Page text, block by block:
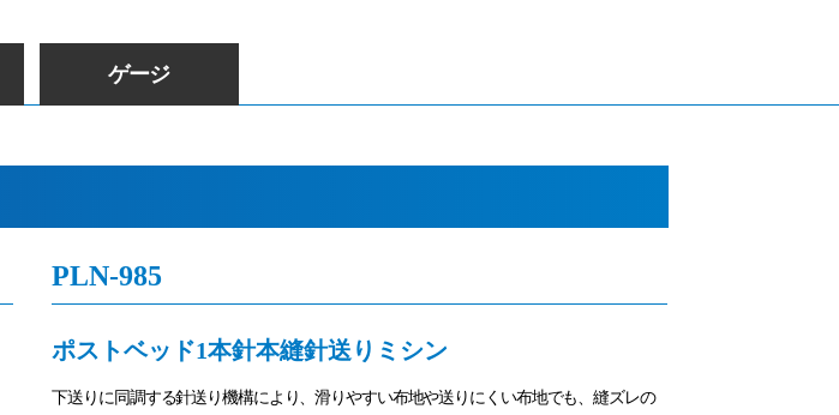
ゲージ
PLN-985
ポストベッド1本針本縫針送りミシン
下送りに同調する針送り機構により、滑りやすい布地や送りにくい布地でも、縫ズレの